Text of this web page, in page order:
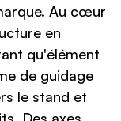
Au cœur
en
qu'élément
de guidage
le stand et